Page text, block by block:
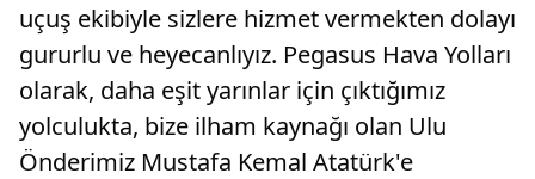
uçuş ekibiyle sizlere hizmet vermekten dolayı
gururlu ve heyecanlıyız. Pegasus Hava Yolları
olarak, daha eşit yarınlar için çıktığımız
yolculukta, bize ilham kaynağı olan Ulu
Önderimiz Mustafa Kemal Atatürk'e